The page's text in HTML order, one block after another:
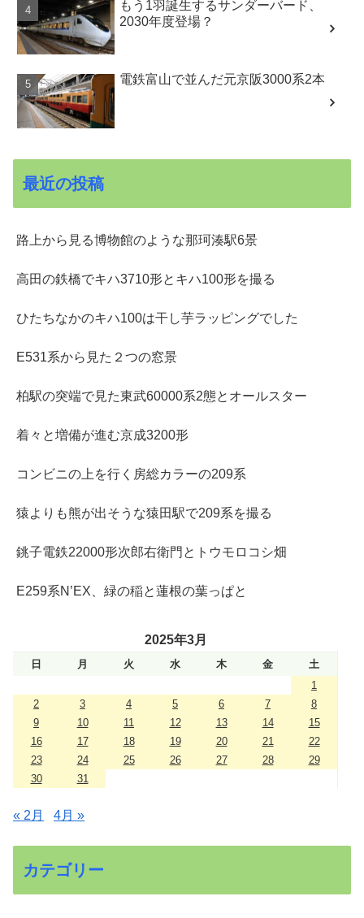
もう1羽誕生するサンダーバード、
2030年度登場？
電鉄富山で並んだ元京阪3000系2本
最近の投稿
路上から見る博物館のような那珂湊駅6景
高田の鉄橋でキハ3710形とキハ100形を撮る
ひたちなかのキハ100は干し芋ラッピングでした
E531系から見た２つの窓景
柏駅の突端で見た東武60000系2態とオールスター
着々と増備が進む京成3200形
コンビニの上を行く房総カラーの209系
猿よりも熊が出そうな猿田駅で209系を撮る
銚子電鉄22000形次郎右衛門とトウモロコシ畑
E259系N’EX、緑の稲と蓮根の葉っぱと
2025年3月
日 月 火 水 木 金
土
1
2
3 4 5 6 7
8
9
10 11 12 13 14
15
16
17 18 19 20 21
22
23
24 25 26 27 28
29
30
31
« 2月 4月 »
カテゴリー